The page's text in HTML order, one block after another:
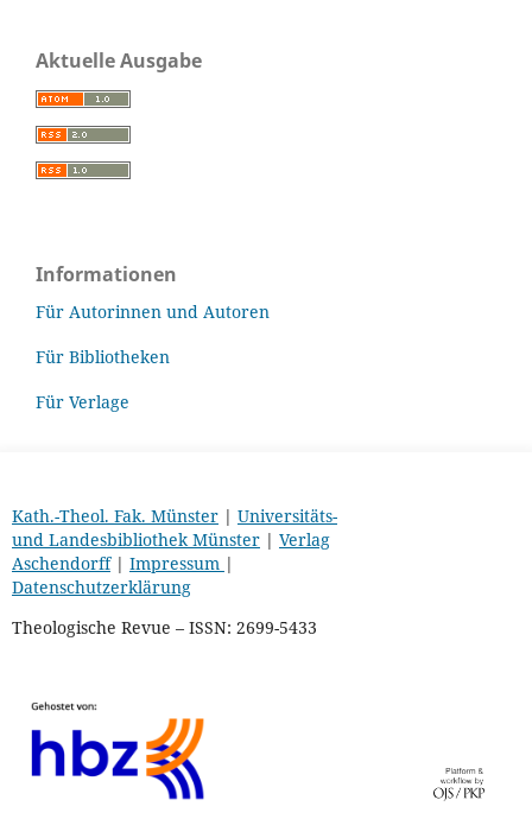
Aktuelle Ausgabe
Informationen
Für Autorinnen und Autoren
Für Bibliotheken
Für Verlage
Kath.-Theol. Fak. Münster| Universitäts-
und Landesbibliothek Münster| Verlag
Aschendorff| Impressum |
Datenschutzerklärung
Theologische Revue – ISSN: 2699-5433